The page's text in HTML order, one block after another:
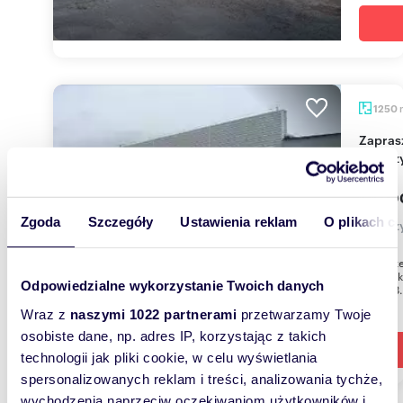
Zgoda Szczegóły Ustawienia reklam O plikach
Odpowiedzialne wykorzystanie Twoich danych
Wraz z naszymi 1022 partnerami przetwarzamy Twoje
osobiste dane, np. adres IP, korzystając z takich
technologii jak pliki cookie, w celu wyświetlania
spersonalizowanych reklam i treści, analizowania tychże,
1250
Zapraszam do obejrzenia nowoczesnego
12
Do
o